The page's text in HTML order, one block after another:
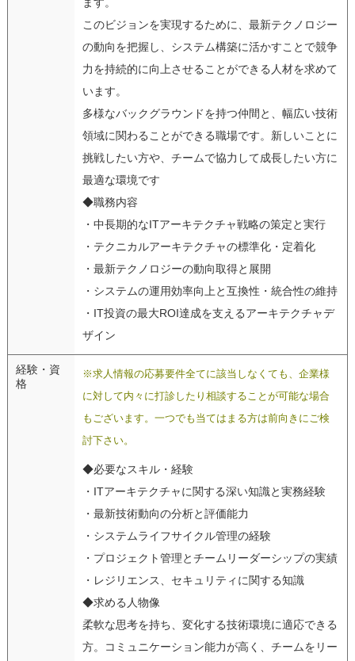
このビジョンを実現するために、最新テクノロジー
の動向を把握し、システム構築に活かすことで競争
力を持続的に向上させることができる人材を求めて
います。
多様なバックグラウンドを持つ仲間と、幅広い技術
領域に関わることができる職場です。新しいことに
挑戦したい方や、チームで協力して成長したい方に
最適な環境です
◆職務内容
・中長期的なITアーキテクチャ戦略の策定と実行
・テクニカルアーキテクチャの標準化・定着化
・最新テクノロジーの動向取得と展開
・システムの運用効率向上と互換性・統合性の維持
・IT投資の最大ROI達成を支えるアーキテクチャデ
ザイン
経験・資
格
※求人情報の応募要件全てに該当しなくても、企業様
に対して内々に打診したり相談することが可能な場合
もございます。一つでも当てはまる方は前向きにご検
討下さい。
◆必要なスキル・経験
・ITアーキテクチャに関する深い知識と実務経験
・最新技術動向の分析と評価能力
・システムライフサイクル管理の経験
・プロジェクト管理とチームリーダーシップの実績
・レジリエンス、セキュリティに関する知識
◆求める人物像
柔軟な思考を持ち、変化する技術環境に適応できる
方。コミュニケーション能力が高く、チームをリー